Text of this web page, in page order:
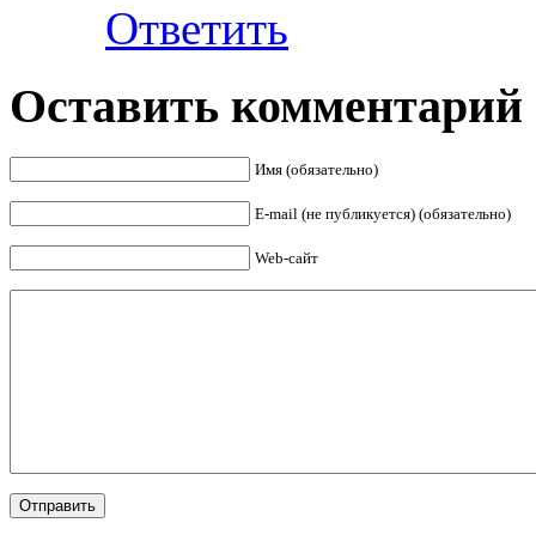
Ответить
Оставить комментарий
Имя (обязательно)
E-mail (не публикуется) (обязательно)
Web-сайт